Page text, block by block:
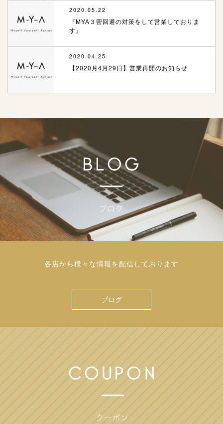
2020.05.22
『MYA３密回避の対策をして営業しておりま
す』
2020.04.25
【2020月4月29日】営業再開のお知らせ
各店から様々な情報を配信しております
ブログ